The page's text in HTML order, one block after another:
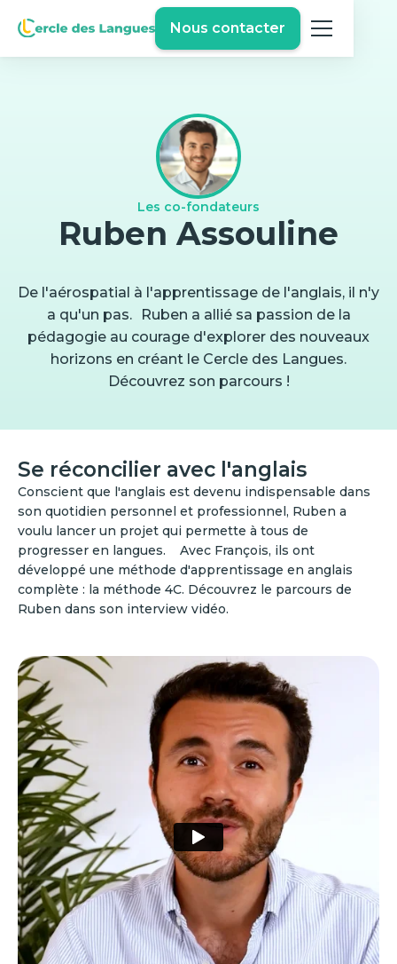
Nous contacter
Les co-fondateurs
Ruben Assouline
De l'aérospatial à l'apprentissage de l'anglais, il n'y
a qu'un pas. Ruben a allié sa passion de la
pédagogie au courage d'explorer des nouveaux
horizons en créant le Cercle des Langues.
Découvrez son parcours !
Se réconcilier avec l'anglais
Conscient que l'anglais est devenu indispensable dans
son quotidien personnel et professionnel, Ruben a
voulu lancer un projet qui permette à tous de
progresser en langues. ‍ Avec François, ils ont
développé une méthode d'apprentissage en anglais
complète : la méthode 4C. Découvrez le parcours de
Ruben dans son interview vidéo.